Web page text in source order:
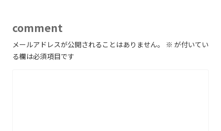
comment
メールアドレスが公開されることはありません。 ※ が付いてい
る欄は必須項目です